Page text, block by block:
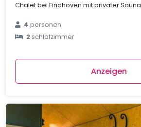
Chalet bei Eindhoven mit privater Sauna
4personen
2schlafzimmer
Anzeigen